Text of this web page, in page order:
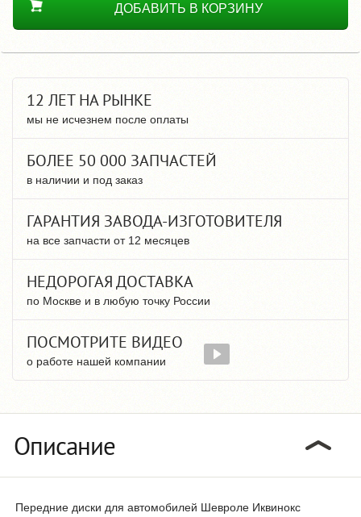
ДОБАВИТЬ В КОРЗИНУ
12 ЛЕТ НА РЫНКЕ
мы не исчезнем после оплаты
БОЛЕЕ 50 000 ЗАПЧАСТЕЙ
в наличии и под заказ
ГАРАНТИЯ ЗАВОДА-ИЗГОТОВИТЕЛЯ
на все запчасти от 12 месяцев
НЕДОРОГАЯ ДОСТАВКА
по Москве и в любую точку России
ПОСМОТРИТЕ ВИДЕО
о работе нашей компании
Описание
Передние диски для автомобилей Шевроле Иквинокс